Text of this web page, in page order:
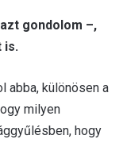
gondolom –,
is.
abba, különösen a
milyen
hogy